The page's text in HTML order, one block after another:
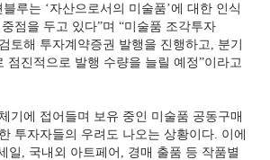
루는 ‘자산으로서의 미술품’에 대한 인식
점을 두고 있다”며 “미술품 조각투자
토해 투자계약증권 발행을 진행하고, 분기
점진적으로 발행 수량을 늘릴 예정”이라고
기에 접어들며 보유 중인 미술품 공동구매
투자자들의 우려도 나오는 상황이다. 이에
일, 국내외 아트페어, 경매 출품 등 작품별